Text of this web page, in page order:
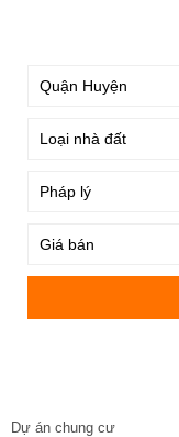
Dự án chung cư